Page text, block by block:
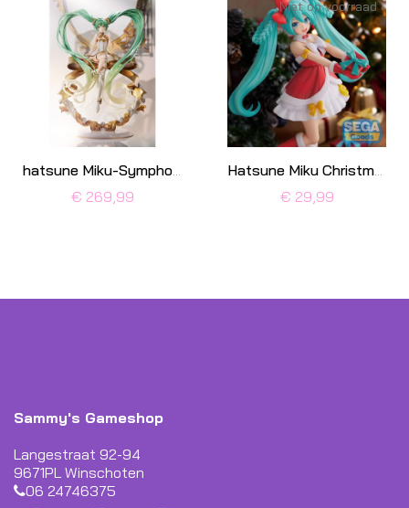
hatsune Miku-Symphony 2022 Version
€ 269,99
Hatsune Miku Christmas 2022
€ 29,99
Niet op voorraad
Sammy's Gameshop
Langestraat 92-94
9671PL Winschoten
06 24746375